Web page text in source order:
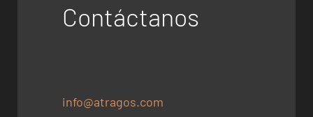
Contáctanos
info@atragos.com